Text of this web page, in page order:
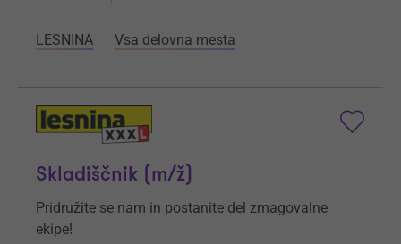
LESNINA Vsa delovna mesta
Skladiščnik (m/ž)
Pridružite se nam in postanite del zmagovalne
ekipe!